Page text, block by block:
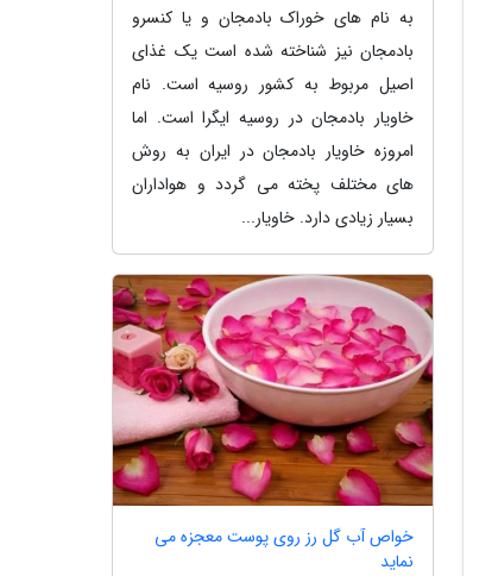
به نام های خوراک بادمجان و یا کنسرو
بادمجان نیز شناخته شده است یک غذای
اصیل مربوط به کشور روسیه است. نام
خاویار بادمجان در روسیه ایگرا است. اما
امروزه خاویار بادمجان در ایران به روش
های مختلف پخته می گردد و هواداران
بسیار زیادی دارد. خاویار...
خواص آب گل رز روی پوست معجزه می
نماید